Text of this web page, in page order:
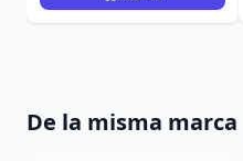
De la misma marca